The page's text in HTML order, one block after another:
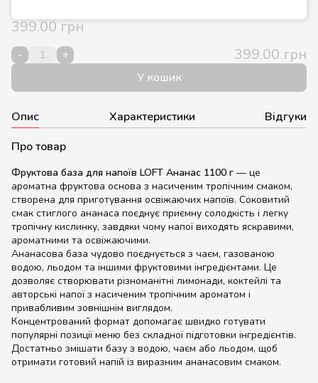
399.00 грн
- + 399.00 грн
У кошик
Опис Характеристики
Відгуки
Про товар
Фруктова база для напоїв LOFT Ананас 1100 г — це
ароматна фруктова основа з насиченим тропічним смаком,
створена для приготування освіжаючих напоїв. Соковитий
смак стиглого ананаса поєднує приємну солодкість і легку
тропічну кислинку, завдяки чому напої виходять яскравими,
ароматними та освіжаючими.
Ананасова база чудово поєднується з чаєм, газованою
водою, льодом та іншими фруктовими інгредієнтами. Це
дозволяє створювати різноманітні лимонади, коктейлі та
авторські напої з насиченим тропічним ароматом і
привабливим зовнішнім виглядом.
Концентрований формат допомагає швидко готувати
популярні позиції меню без складної підготовки інгредієнтів.
Достатньо змішати базу з водою, чаєм або льодом, щоб
отримати готовий напій із виразним ананасовим смаком.